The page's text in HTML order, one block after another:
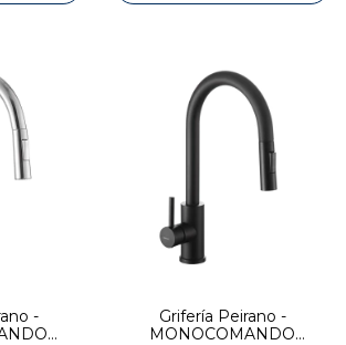
-
Grifería Peirano -
MONOCOMANDO